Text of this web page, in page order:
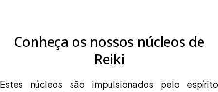
Conheça os nossos núcleos de
Reiki
Estes núcleos são impulsionados pelo espírito